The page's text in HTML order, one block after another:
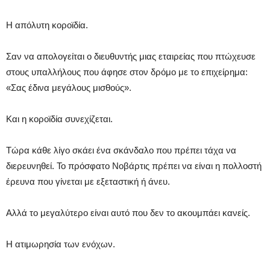
Η απόλυτη κοροϊδία.
Σαν να απολογείται ο διευθυντής μιας εταιρείας που πτώχευσε
στους υπαλλήλους που άφησε στον δρόμο με το επιχείρημα:
«Σας έδινα μεγάλους μισθούς».
Και η κοροϊδία συνεχίζεται.
Τώρα κάθε λίγο σκάει ένα σκάνδαλο που πρέπει τάχα να
διερευνηθεί. Το πρόσφατο Νοβάρτις πρέπει να είναι η πολλοστή
έρευνα που γίνεται με εξεταστική ή άνευ.
Αλλά το μεγαλύτερο είναι αυτό που δεν το ακουμπάει κανείς.
Η ατιμωρησία των ενόχων.